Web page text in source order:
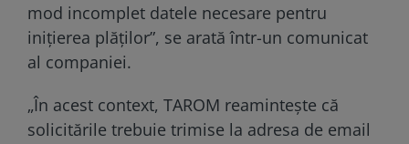
mod incomplet datele necesare pentru
iniţierea plăţilor”, se arată într-un comunicat
al companiei.
„În acest context, TAROM reaminteşte că
solicitările trebuie trimise la adresa de email